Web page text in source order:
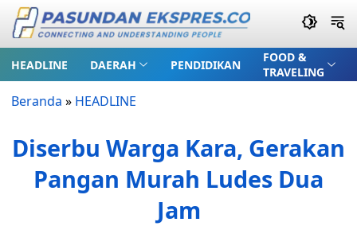
HEADLINE DAERAH PENDIDIKAN
FOOD &
TRAVELING
Beranda » HEADLINE
Diserbu Warga Kara, Gerakan
Pangan Murah Ludes Dua
Jam